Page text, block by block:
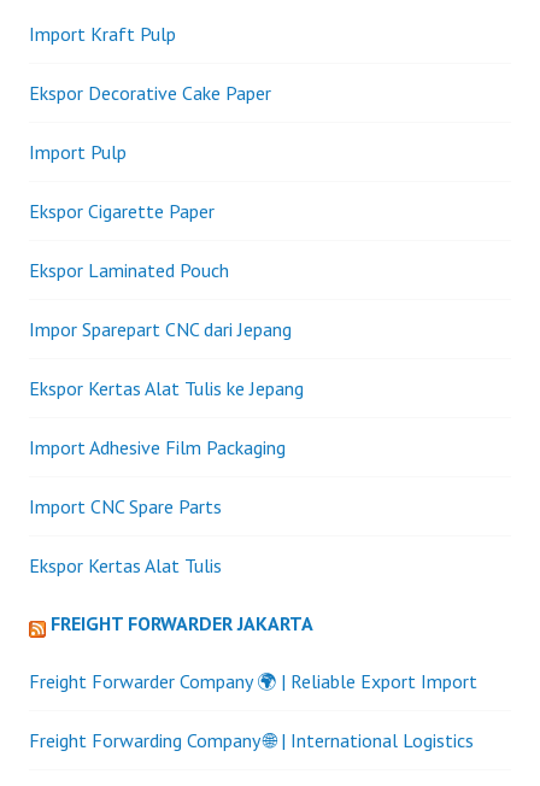
Import Kraft Pulp
Ekspor Decorative Cake Paper
Import Pulp
Ekspor Cigarette Paper
Ekspor Laminated Pouch
Impor Sparepart CNC dari Jepang
Ekspor Kertas Alat Tulis ke Jepang
Import Adhesive Film Packaging
Import CNC Spare Parts
Ekspor Kertas Alat Tulis
FREIGHT FORWARDER JAKARTA
Freight Forwarder Company 🌍 | Reliable Export Import
Freight Forwarding Company 🌐 | International Logistics